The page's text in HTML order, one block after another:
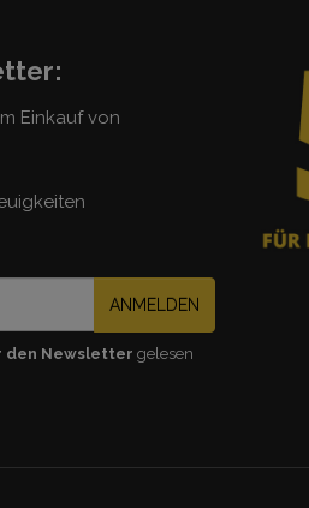
Einkauf von
ANMELDEN
den Newsletter gelesen